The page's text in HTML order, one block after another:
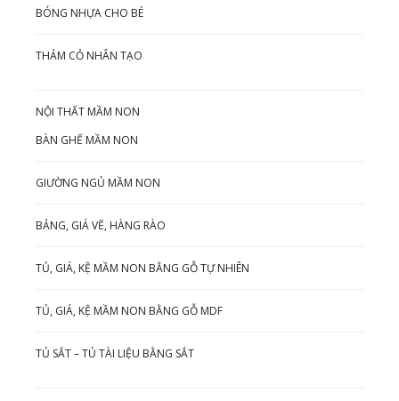
BÓNG NHỰA CHO BÉ
THẢM CỎ NHÂN TẠO
NỘI THẤT MẦM NON
BÀN GHẾ MẦM NON
GIƯỜNG NGỦ MẦM NON
BẢNG, GIÁ VẼ, HÀNG RÀO
TỦ, GIÁ, KỆ MẦM NON BẰNG GỖ TỰ NHIÊN
TỦ, GIÁ, KỆ MẦM NON BẰNG GỖ MDF
TỦ SẮT – TỦ TÀI LIỆU BẰNG SẮT